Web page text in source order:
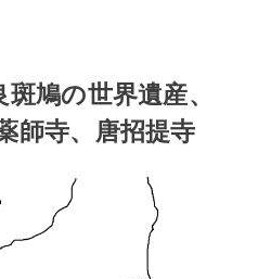
鳩の世界遺産、
師寺、唐招提寺